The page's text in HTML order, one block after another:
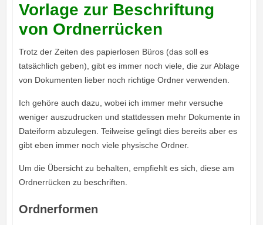
Vorlage zur Beschriftung
von Ordnerrücken
Trotz der Zeiten des papierlosen Büros (das soll es
tatsächlich geben), gibt es immer noch viele, die zur Ablage
von Dokumenten lieber noch richtige Ordner verwenden.
Ich gehöre auch dazu, wobei ich immer mehr versuche
weniger auszudrucken und stattdessen mehr Dokumente in
Dateiform abzulegen. Teilweise gelingt dies bereits aber es
gibt eben immer noch viele physische Ordner.
Um die Übersicht zu behalten, empfiehlt es sich, diese am
Ordnerrücken zu beschriften.
Ordnerformen